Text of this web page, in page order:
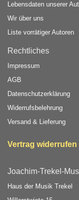
Lebensdaten unserer
Wir über uns
Liste vorrätiger Autoren
Rechtliches
Impressum
AGB
Datenschutzerklärung
Widerrufsbelehrung
Versand & Lieferung
Vertrag widerrufen
Joachim-Trekel-
Haus der Musik Trekel